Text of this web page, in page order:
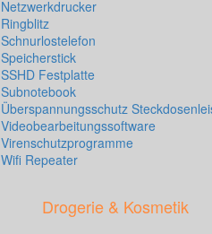
Netzwerkdrucker
Ringblitz
Schnurlostelefon
Speicherstick
SSHD Festplatte
Subnotebook
Überspannungsschutz
Videobearbeitungssoftware
Virenschutzprogramme
Wifi Repeater
Drogerie & Kosmetik